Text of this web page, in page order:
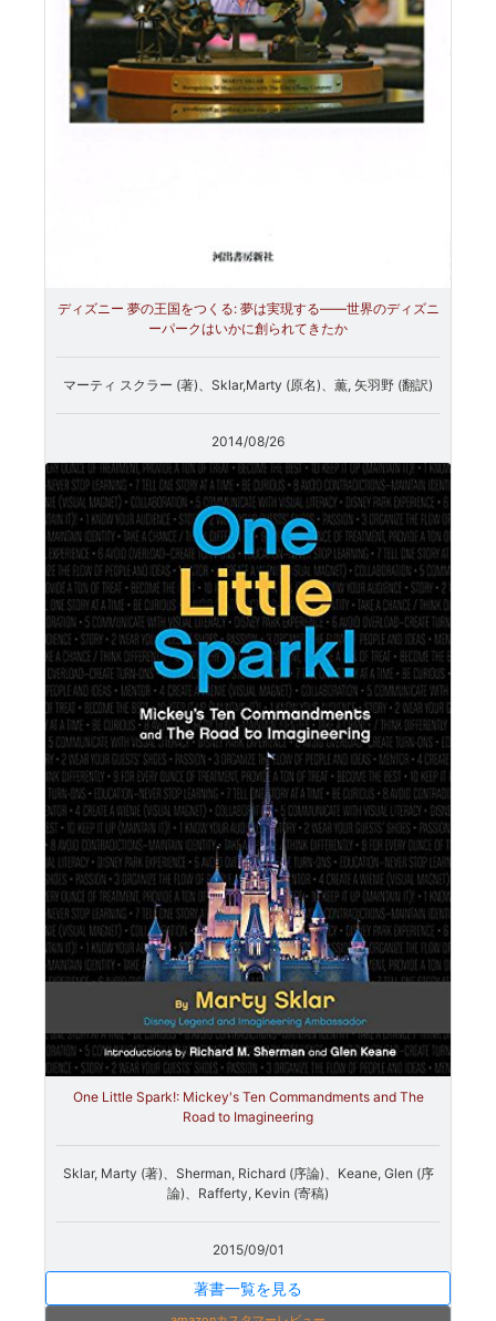
ディズニー 夢の王国をつくる: 夢は実現する――世界のディズニ
ーパークはいかに創られてきたか
マーティ スクラー (著)、Sklar,Marty (原名)、薫, 矢羽野 (翻訳)
2014/08/26
One Little Spark!: Mickey's Ten Commandments and The
Road to Imagineering
Sklar, Marty (著)、Sherman, Richard (序論)、Keane, Glen (序
論)、Rafferty, Kevin (寄稿)
2015/09/01
著書一覧を見る